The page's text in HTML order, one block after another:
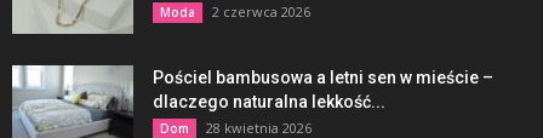
Moda 2 czerwca 2026
Pościel bambusowa a letni sen w mieście –
dlaczego naturalna lekkość...
Dom 28 kwietnia 2026